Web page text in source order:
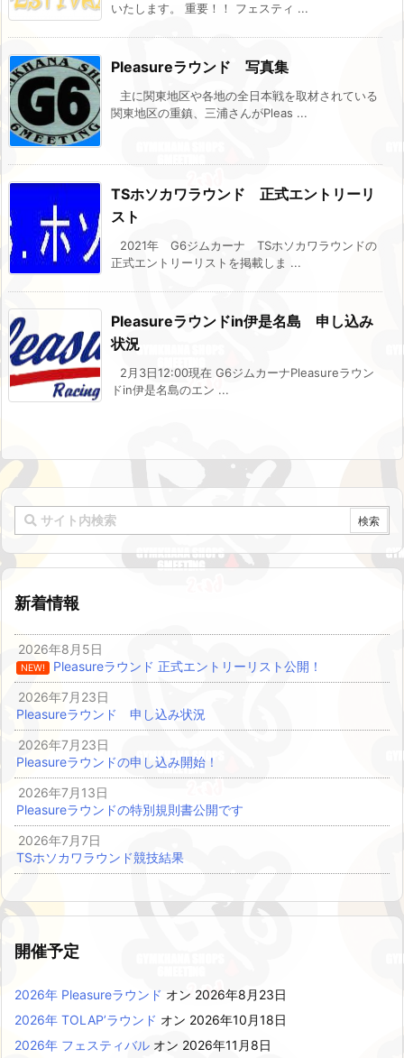
いたします。 重要！！ フェスティ ...
Pleasureラウンド 写真集
主に関東地区や各地の全日本戦を取材されている
関東地区の重鎮、三浦さんがPleas ...
TSホソカワラウンド 正式エントリーリ
スト
2021年 G6ジムカーナ TSホソカワラウンドの
正式エントリーリストを掲載しま ...
Pleasureラウンドin伊是名島 申し込み
状況
2月3日12:00現在 G6ジムカーナPleasureラウン
ドin伊是名島のエン ...
新着情報
2026年8月5日
NEW!
Pleasureラウンド 正式エントリーリスト公開！
2026年7月23日
Pleasureラウンド 申し込み状況
2026年7月23日
Pleasureラウンドの申し込み開始！
2026年7月13日
Pleasureラウンドの特別規則書公開です
2026年7月7日
TSホソカワラウンド競技結果
開催予定
2026年 Pleasureラウンド オン 2026年8月23日
2026年 TOLAP’ラウンド オン 2026年10月18日
2026年 フェスティバル オン 2026年11月8日